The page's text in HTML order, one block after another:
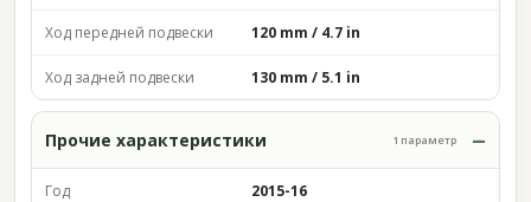
Ход передней подвески 120 mm / 4.7 in
Ход задней подвески 130 mm / 5.1 in
Прочие характеристики 1 параметр
Год 2015-16